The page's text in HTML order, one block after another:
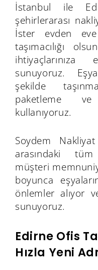
İstanbul ile
şehirlerarası
İster evden eve
taşımacılığı
sunuyoruz.
şekilde
paketleme
kullanıyoruz.
Soydem
arasındaki
müşteri
boyunca
önlemler alıyor
sunuyoruz.
Edirne Ofis
Hızla Yeni